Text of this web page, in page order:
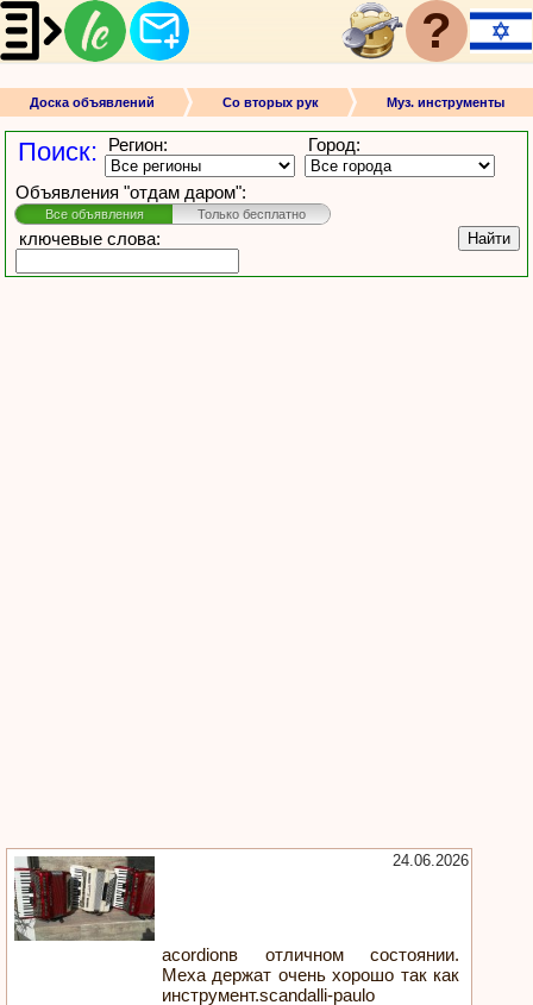
?
Доска объявлений Со вторых рук Муз. инструменты
Поиск: Регион: Город:
Объявления "отдам даром":
Все объявления Только бесплатно
ключевые слова: Найти
acordionв отличном состоянии.
Меха держат очень хорошо так как
инструмент.scandalli-paulo
24.06.2026